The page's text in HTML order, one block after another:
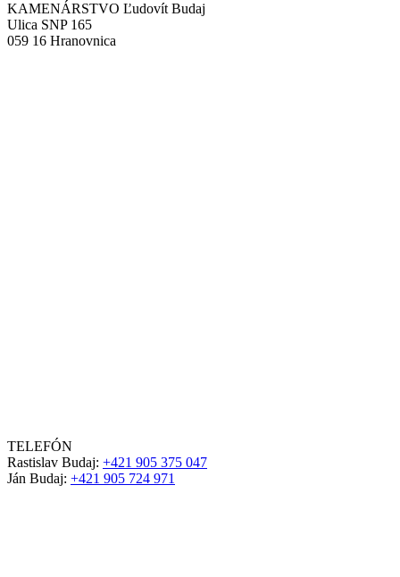
KAMENÁRSTVO Ľudovít Budaj
Ulica SNP 165
059 16 Hranovnica
TELEFÓN
Rastislav Budaj: +421 905 375 047
Ján Budaj: +421 905 724 971